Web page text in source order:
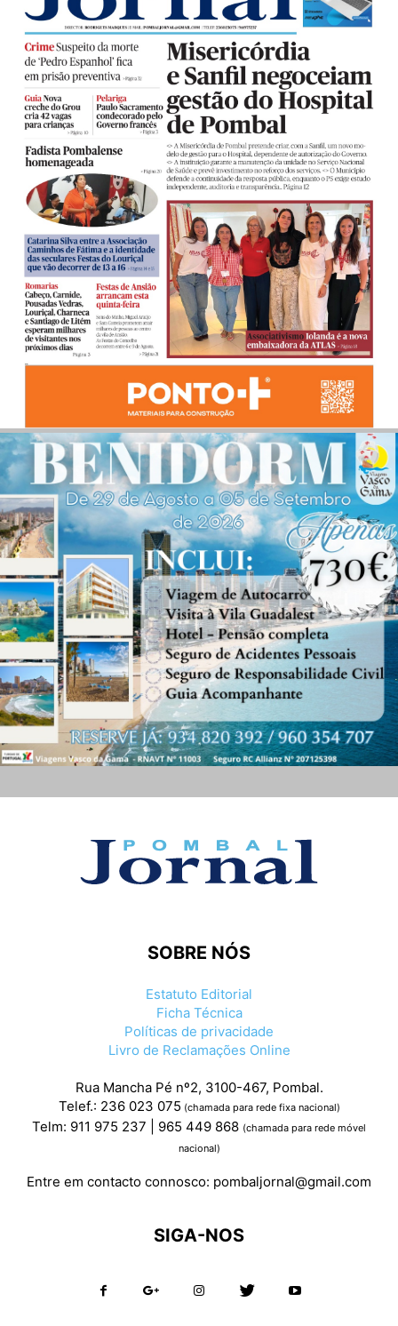
SOBRE NÓS
Estatuto Editorial
Ficha Técnica
Políticas de privacidade
Livro de Reclamações Online
Rua Mancha Pé nº2, 3100-467, Pombal.
Telef.: 236 023 075 (chamada para rede fixa nacional)
Telm: 911 975 237 | 965 449 868 (chamada para rede móvel
nacional)
Entre em contacto connosco: pombaljornal@gmail.com
SIGA-NOS